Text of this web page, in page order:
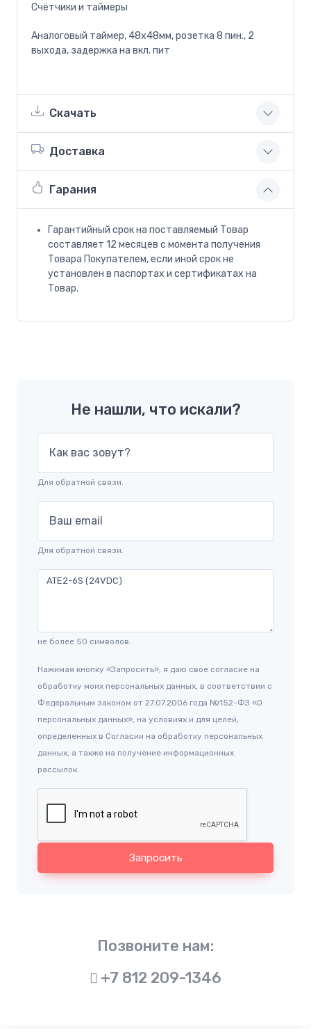
Счётчики и таймеры
Аналоговый таймер, 48х48мм, розетка 8 пин., 2
выхода, задержка на вкл. пит
Скачать
Доставка
Гарания
Гарантийный срок на поставляемый Товар
составляет 12 месяцев с момента получения
Товара Покупателем, если иной срок не
установлен в паспортах и сертификатах на
Товар.
Не нашли, что искали?
Как вас зовут?
Для обратной связи.
Ваш email
Для обратной связи.
не более 50 символов.
Нажимая кнопку «Запросить», я даю свое согласие на
обработку моих персональных данных, в соответствии с
Федеральным законом от 27.07.2006 года №152-ФЗ «О
персональных данных», на условиях и для целей,
определенных в Согласии на обработку персональных
данных, а также на получение информационных
рассылок.
Запросить
Позвоните нам:
+7 812 209-1346